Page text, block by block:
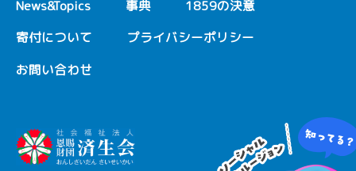
News&Topics
事典
1859の決意
寄付について
プライバシーポリシー
お問い合わせ